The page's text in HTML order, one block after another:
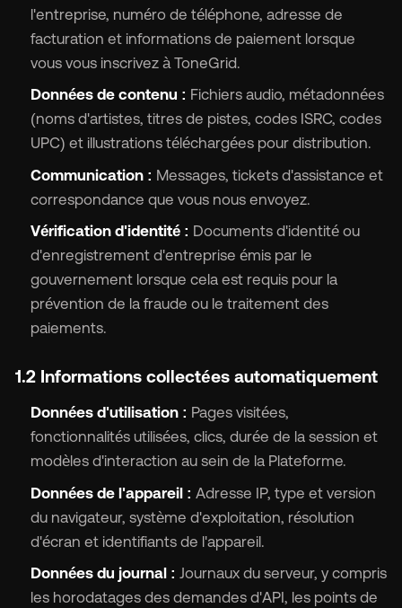
l'entreprise, numéro de téléphone, adresse de
facturation et informations de paiement lorsque
vous vous inscrivez à ToneGrid.
Données de contenu : Fichiers audio, métadonnées
(noms d'artistes, titres de pistes, codes ISRC, codes
UPC) et illustrations téléchargées pour distribution.
Communication : Messages, tickets d'assistance et
correspondance que vous nous envoyez.
Vérification d'identité : Documents d'identité ou
d'enregistrement d'entreprise émis par le
gouvernement lorsque cela est requis pour la
prévention de la fraude ou le traitement des
paiements.
1.2 Informations collectées automatiquement
Données d'utilisation : Pages visitées,
fonctionnalités utilisées, clics, durée de la session et
modèles d'interaction au sein de la Plateforme.
Données de l'appareil : Adresse IP, type et version
du navigateur, système d'exploitation, résolution
d'écran et identifiants de l'appareil.
Données du journal : Journaux du serveur, y compris
les horodatages des demandes d'API, les points de